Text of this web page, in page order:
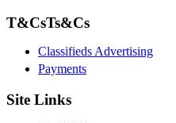
T&CsTs&Cs
Classifieds Advertising
Payments
Site Links